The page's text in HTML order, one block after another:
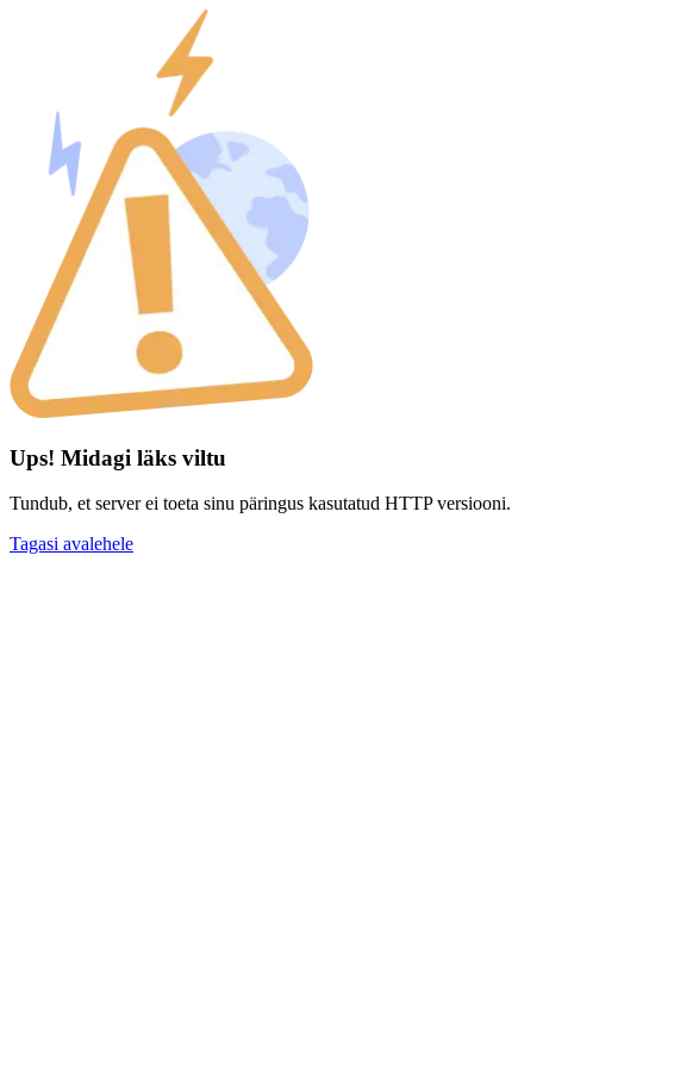
Ups! Midagi läks viltu
Tundub, et server ei toeta sinu päringus kasutatud HTTP versiooni.
Tagasi avalehele